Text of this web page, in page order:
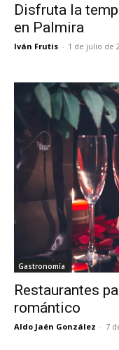
Disfruta la
en Palmira
Iván Frutis - 1 de julio de
Gastronomía
Restaurantes
romántico
Aldo Jaén González - 7